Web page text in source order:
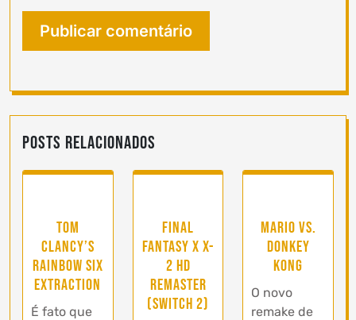
Posts Relacionados
Tom
Clancy’s
Rainbow Six
Extraction
É fato que
Final
Fantasy X X-
2 HD
Remaster
(Switch 2)
Mario vs.
Donkey
Kong
O novo
remake de